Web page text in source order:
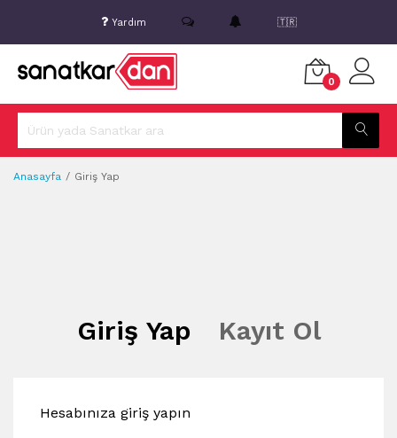
Yardım 🇹🇷
0
Anasayfa Giriş Yap
Giriş Yap Kayıt Ol
Hesabınıza giriş yapın